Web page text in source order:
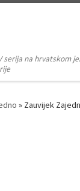
serija na hrvatskom
» Zauvijek